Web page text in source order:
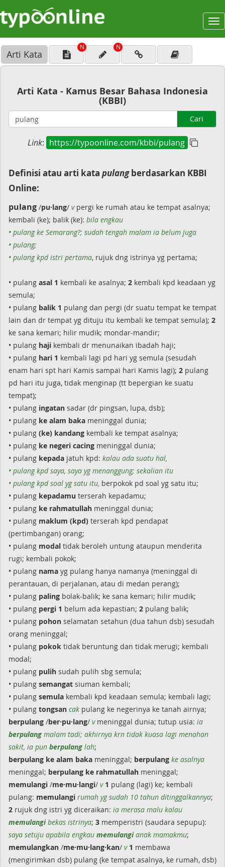
Arti Kata
N N
Arti Kata - Kamus Besar Bahasa Indonesia
(KBBI)
Cari
Link: https://typoonline.com/kbbi/pulang
Definisi atau arti kata pulangberdasarkan KBBI
Online:
pulang /pu·lang/ vpergi ke rumah atau ke tempat asalnya;
kembali (ke); balik (ke): bila engkau
• pulang ke Semarang?; sudah tengah malam ia belum juga
• pulang;
• pulang kpd istri pertama, rujuk dng istrinya yg pertama;
• pulang asal 1 kembali ke asalnya; 2 kembali kpd keadaan yg
semula;
• pulang balik 1 pulang dan pergi (dr suatu tempat ke tempat
lain dan dr tempat yg dituju itu kembali ke tempat semula); 2
ke sana kemari; hilir mudik; mondar-mandir;
• pulang haji kembali dr menunaikan ibadah haji;
• pulang hari 1 kembali lagi pd hari yg semula (sesudah
enam hari spt hari Kamis sampai hari Kamis lagi); 2 pulang
pd hari itu juga, tidak menginap (tt bepergian ke suatu
tempat);
• pulang ingatan sadar (dr pingsan, lupa, dsb);
• pulang ke alam baka meninggal dunia;
• pulang (ke) kandang kembali ke tempat asalnya;
• pulang ke negeri cacing meninggal dunia;
• pulang kepada jatuh kpd: kalau ada suatu hal,
• pulang kpd saya, saya yg menanggung; sekalian itu
• pulang kpd soal yg satu itu, berpokok pd soal yg satu itu;
• pulang kepadamu terserah kepadamu;
• pulang ke rahmatullah meninggal dunia;
• pulang maklum (kpd) terserah kpd pendapat
(pertimbangan) orang;
• pulang modal tidak beroleh untung ataupun menderita
rugi; kembali pokok;
• pulang nama yg pulang hanya namanya (meninggal di
perantauan, di perjalanan, atau di medan perang);
• pulang paling bolak-balik; ke sana kemari; hilir mudik;
• pulang pergi 1 belum ada kepastian; 2 pulang balik;
• pulang pohon selamatan setahun (dua tahun dsb) sesudah
orang meninggal;
• pulang pokok tidak beruntung dan tidak merugi; kembali
modal;
• pulang pulih sudah pulih sbg semula;
• pulang semangat siuman kembali;
• pulang semula kembali kpd keadaan semula; kembali lagi;
• pulang tongsan cak pulang ke negerinya ke tanah airnya;
berpulang /ber·pu·lang/ vmeninggal dunia; tutup usia: ia
berpulang malam tadi; akhirnya krn tidak kuasa lagi menahan
sakit, ia pun berpulang lah;
berpulang ke alam baka meninggal; berpulang ke asalnya
meninggal; berpulang ke rahmatullah meninggal;
memulangi /me·mu·langi/ v 1 pulang (lagi) ke; kembali
pulang: memulangi rumah yg sudah 10 tahun ditinggalkannya;
2 rujuk dng istri yg diceraikan: ia merasa malu kalau
memulangibekas istrinya; 3 memperistri (saudara sepupu):
saya setuju apabila engkau memulangianak mamakmu;
memulangkan /me·mu·lang·kan/ v 1 membawa
(mengirimkan dsb) pulang (ke tempat asalnya, ke rumah, dsb)